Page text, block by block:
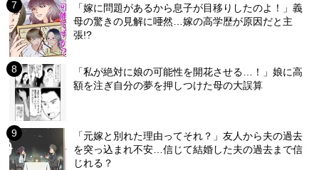
「嫁に問題があるから息子が目移りしたのよ！」義
母の驚きの見解に唖然…嫁の高学歴が原因だと主
張!?
「私が絶対に娘の可能性を開花させる…！」娘に高
額を注ぎ自分の夢を押しつけた母の大誤算
「元嫁と別れた理由ってそれ？」友人から夫の過去
を突っ込まれ不安…信じて結婚した夫の過去まで信
じれる？